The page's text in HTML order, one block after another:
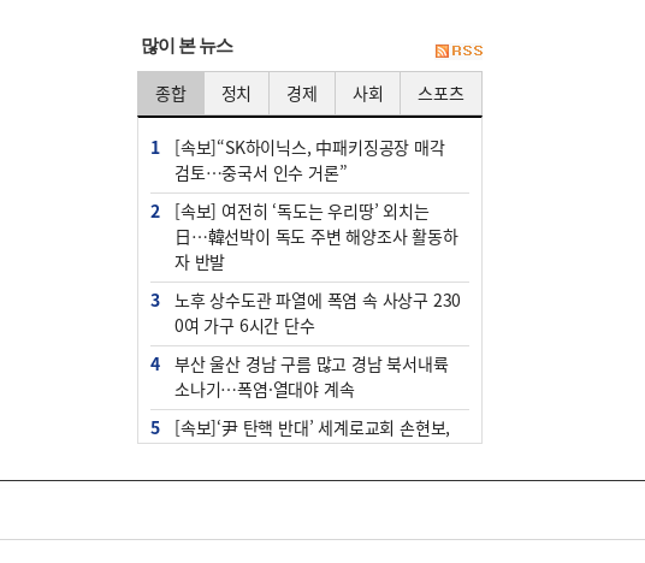
많이 본 뉴스
종합 정치 경제 사회 스포츠
1
[속보]“SK하이닉스, 中패키징공장 매각
검토…중국서 인수 거론”
2
[속보] 여전히 ‘독도는 우리땅’ 외치는
日…韓선박이 독도 주변 해양조사 활동하
자 반발
3
노후 상수도관 파열에 폭염 속 사상구 230
0여 가구 6시간 단수
4
부산 울산 경남 구름 많고 경남 북서내륙
소나기…폭염·열대야 계속
5
[속보]‘尹 탄핵 반대’ 세계로교회 손현보,